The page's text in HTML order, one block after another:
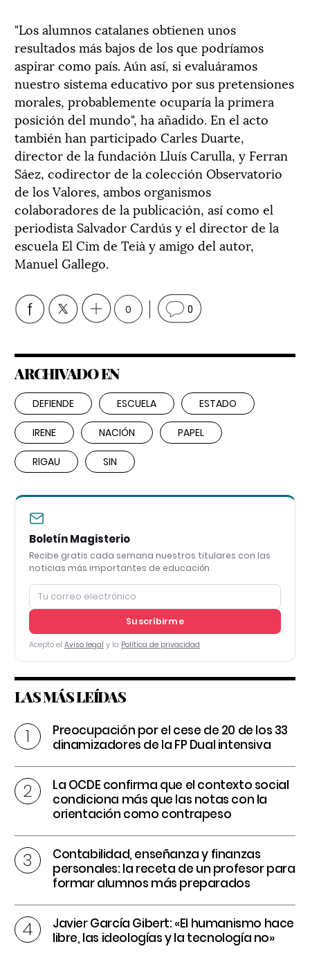
"Los alumnos catalanes obtienen unos
resultados más bajos de los que podríamos
aspirar como país. Aún así, si evaluáramos
nuestro sistema educativo por sus pretensiones
morales, probablemente ocuparía la primera
posición del mundo", ha añadido. En el acto
también han participado Carles Duarte,
director de la fundación Lluís Carulla, y Ferran
Sáez, codirector de la colección Observatorio
de los Valores, ambos organismos
colaboradores de la publicación, así como el
periodista Salvador Cardús y el director de la
escuela El Cim de Teià y amigo del autor,
Manuel Gallego.
0 0
ARCHIVADO EN
DEFIENDE ESCUELA ESTADO
IRENE NACIÓN PAPEL
RIGAU SIN
Boletín Magisterio
Recibe gratis cada semana nuestros titulares con las
noticias más importantes de educación
Suscribirme
Acepto el Aviso legal y la Política de privacidad
LAS MÁS LEÍDAS
Preocupación por el cese de 20 de los 33
dinamizadores de la FP Dual intensiva
La OCDE confirma que el contexto social
condiciona más que las notas con la
orientación como contrapeso
Contabilidad, enseñanza y finanzas
personales: la receta de un profesor para
formar alumnos más preparados
Javier García Gibert: «El humanismo hace
libre, las ideologías y la tecnología no»